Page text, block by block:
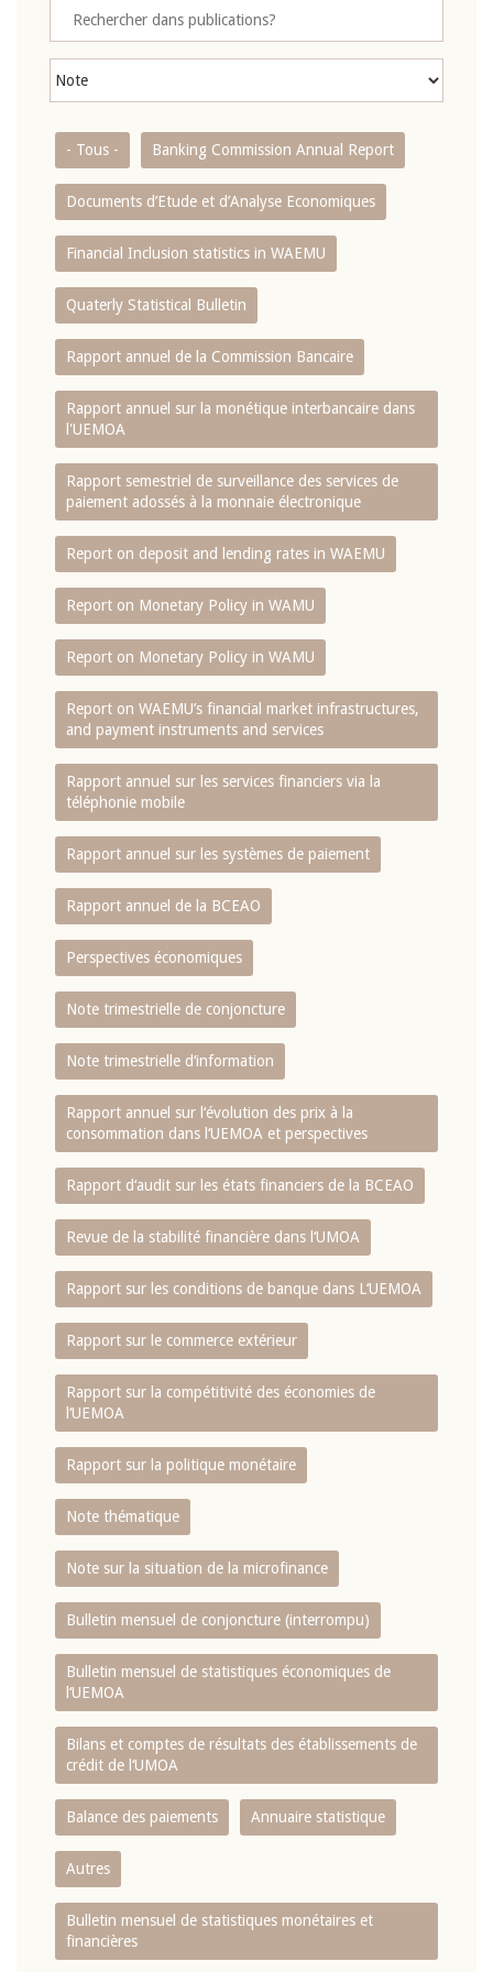
- Tous - Banking Commission Annual Report
Documents d’Etude et d’Analyse Economiques
Financial Inclusion statistics in WAEMU
Quaterly Statistical Bulletin
Rapport annuel de la Commission Bancaire
Rapport annuel sur la monétique interbancaire dans
l'UEMOA
Rapport semestriel de surveillance des services de
paiement adossés à la monnaie électronique
Report on deposit and lending rates in WAEMU
Report on Monetary Policy in WAMU
Report on Monetary Policy in WAMU
Report on WAEMU’s financial market infrastructures,
and payment instruments and services
Rapport annuel sur les services financiers via la
téléphonie mobile
Rapport annuel sur les systèmes de paiement
Rapport annuel de la BCEAO
Perspectives économiques
Note trimestrielle de conjoncture
Note trimestrielle d‘information
Rapport annuel sur l‘évolution des prix à la
consommation dans l‘UEMOA et perspectives
Rapport d‘audit sur les états financiers de la BCEAO
Revue de la stabilité financière dans l‘UMOA
Rapport sur les conditions de banque dans L‘UEMOA
Rapport sur le commerce extérieur
Rapport sur la compétitivité des économies de
l‘UEMOA
Rapport sur la politique monétaire
Note thématique
Note sur la situation de la microfinance
Bulletin mensuel de conjoncture (interrompu)
Bulletin mensuel de statistiques économiques de
l‘UEMOA
Bilans et comptes de résultats des établissements de
crédit de l‘UMOA
Balance des paiements Annuaire statistique
Autres
Bulletin mensuel de statistiques monétaires et
financières